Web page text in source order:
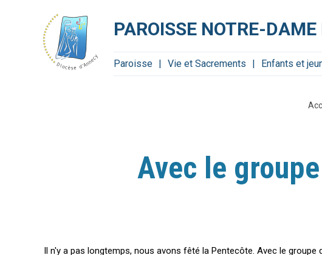
PAROISSE NOTRE-
Paroisse Vie et Sacrements Enfants et
Avec le
Il n'y a pas longtemps, nous avons fêté la Pentecôte. Avec le